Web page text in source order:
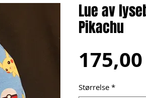
Lue av
Pikachu
Størrelse *